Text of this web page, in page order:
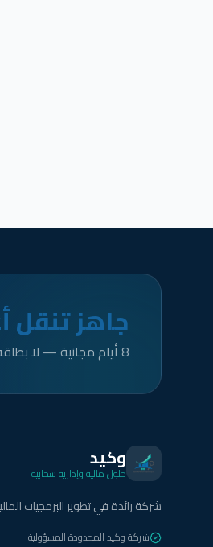
جاهز تنقل
8 أيام مجانية — لا بطاقة ائتمانية — لا التزامات
وكيد
حلول مالية وإدارية سحابية
شركة رائدة في تطوير البرمجيات المالية
شركة وكيد المحدودة المسؤولية